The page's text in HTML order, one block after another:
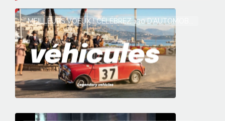
MEILLEURS VOEUX ! CÉLÉBREZ 130 D'AUTOMOB...